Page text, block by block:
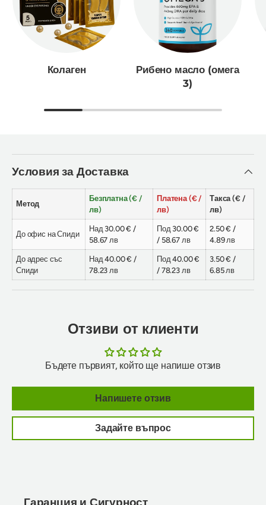
Колаген
Рибено масло (омега
3)
Условия за Доставка
Метод
Безплатна (€ /
лв)
Платена (€ /
лв)
Такса (€ /
лв)
До офис на Спиди
Над 30.00 € /
58.67 лв
Под 30.00 €
/ 58.67 лв
2.50 € /
4.89 лв
До адрес със
Спиди
Над 40.00 € /
78.23 лв
Под 40.00 €
/ 78.23 лв
3.50 € /
6.85 лв
Отзиви от клиенти
Бъдете първият, който ще напише отзив
Напишете отзив
Задайте въпрос